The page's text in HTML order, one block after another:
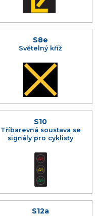
S8e
Světelný kříž
S10
Tříbarevná soustava se
signály pro cyklisty
S12a